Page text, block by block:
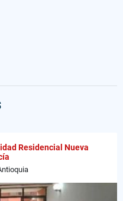
Residencial Nueva